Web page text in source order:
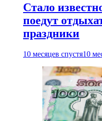
Стало
поедут
праздники
10 месяцев спустя10